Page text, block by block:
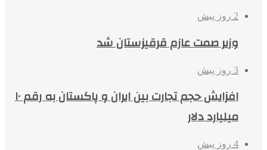
2 روز پیش
وزیر صمت عازم قرقیزستان شد
3 روز پیش
افزایش حجم تجارت بین ایران و پاکستان به رقم ۱۰
میلیارد دلار
4 روز پیش